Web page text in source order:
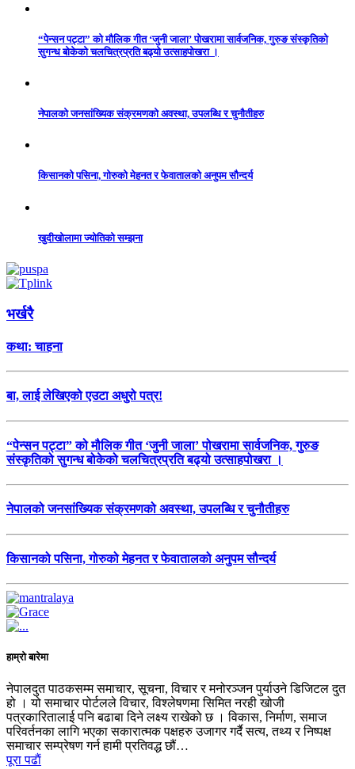
“पेन्सन पट्टा” को मौलिक गीत ‘जुनी जाला’ पोखरामा सार्वजनिक, गुरुङ संस्कृतिको
सुगन्ध बोकेको चलचित्रप्रति बढ्यो उत्साहपोखरा ।
नेपालको जनसांख्यिक संक्रमणको अवस्था, उपलब्धि र चुनौतीहरु
किसानको पसिना, गोरुको मेहनत र फेवातालको अनुपम सौन्दर्य
खुदीखोलामा ज्योतिको सम्झना
भर्खरै
कथा: चाहना
बा, लाई लेखिएको एउटा अधुरो पत्र!
“पेन्सन पट्टा” को मौलिक गीत ‘जुनी जाला’ पोखरामा सार्वजनिक, गुरुङ
संस्कृतिको सुगन्ध बोकेको चलचित्रप्रति बढ्यो उत्साहपोखरा ।
नेपालको जनसांख्यिक संक्रमणको अवस्था, उपलब्धि र चुनौतीहरु
किसानको पसिना, गोरुको मेहनत र फेवातालको अनुपम सौन्दर्य
हाम्रो बारेमा
नेपालदुत पाठकसम्म समाचार, सूचना, विचार र मनोरञ्जन पुर्याउने डिजिटल दुत
हो । यो समाचार पोर्टलले विचार, विश्लेषणमा सिमित नरही खोजी
पत्रकारितालाई पनि बढाबा दिने लक्ष्य राखेको छ । विकास, निर्माण, समाज
परिवर्तनका लागि भएका सकारात्मक पक्षहरु उजागर गर्दै सत्य, तथ्य र निष्पक्ष
समाचार सम्प्रेषण गर्न हामी प्रतिवद्ध छौं…
पूरा पढाैं